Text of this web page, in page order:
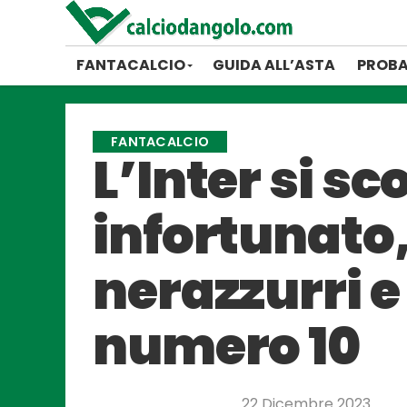
FANTACALCIO GUIDA ALL’ASTA
FANTACALCIO
L’Inter si
infortunato,
nerazzurri
numero 10